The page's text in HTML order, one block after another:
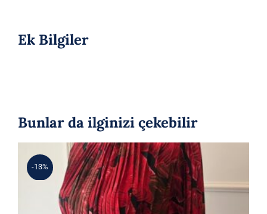
Ek Bilgiler
Bunlar da ilginizi çekebilir
-13%